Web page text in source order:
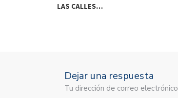
LAS CALLES…
Dejar una respuesta
Tu dirección de correo